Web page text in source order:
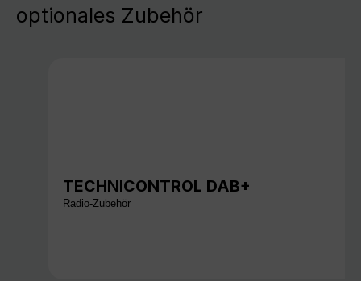
optionales Zubehör
TECHNICONTROL DAB+
Radio-Zubehör